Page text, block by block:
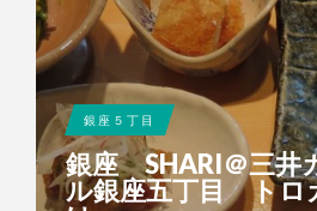
銀座５丁目
銀座 SHARI＠三井
ル銀座五丁目 トロ